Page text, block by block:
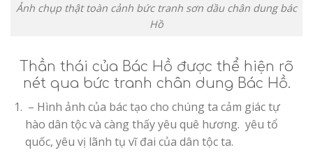
Ảnh chụp thật toàn cảnh bức tranh sơn dầu chân dung bác
Hồ
Thần thái của Bác Hồ được thể hiện rõ
nét qua bức tranh chân dung Bác Hồ.
– Hình ảnh của bác tạo cho chúng ta cảm giác tự
hào dân tộc và càng thấy yêu quê hương. yêu tổ
quốc, yêu vị lãnh tụ vĩ đai của dân tộc ta.